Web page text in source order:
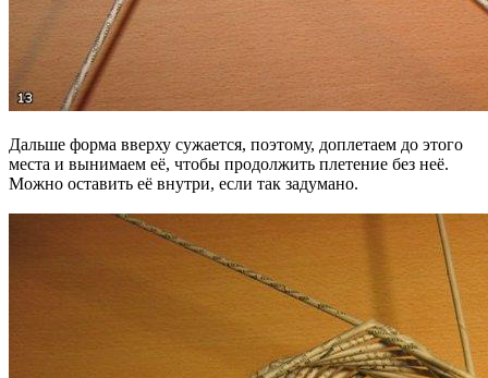
Дальше форма вверху сужается, поэтому, доплетаем до этого
места и вынимаем её, чтобы продолжить плетение без неё.
Можно оставить её внутри, если так задумано.